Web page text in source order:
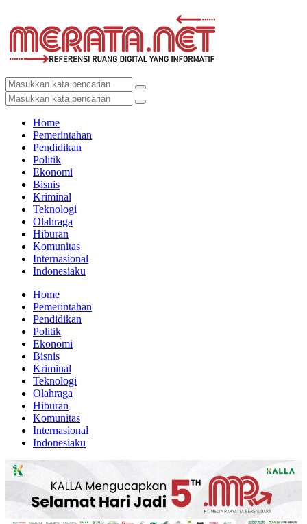
Home
Pemerintahan
Pendidikan
Politik
Ekonomi
Bisnis
Kriminal
Teknologi
Olahraga
Hiburan
Komunitas
Internasional
Indonesiaku
Home
Pemerintahan
Pendidikan
Politik
Ekonomi
Bisnis
Kriminal
Teknologi
Olahraga
Hiburan
Komunitas
Internasional
Indonesiaku